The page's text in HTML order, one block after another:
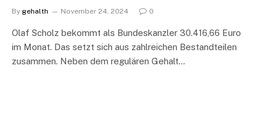
By gehalth November 24, 2024 0
Olaf Scholz bekommt als Bundeskanzler 30.416,66 Euro
im Monat. Das setzt sich aus zahlreichen Bestandteilen
zusammen. Neben dem regulären Gehalt…